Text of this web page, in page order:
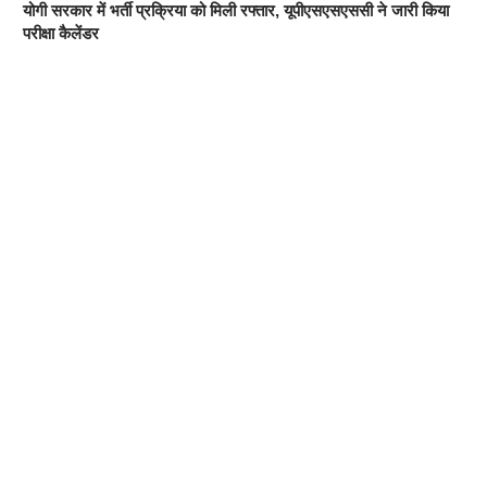
योगी सरकार में भर्ती प्रक्रिया को मिली रफ्तार, यूपीएसएसएससी ने जारी किया
परीक्षा कैलेंडर